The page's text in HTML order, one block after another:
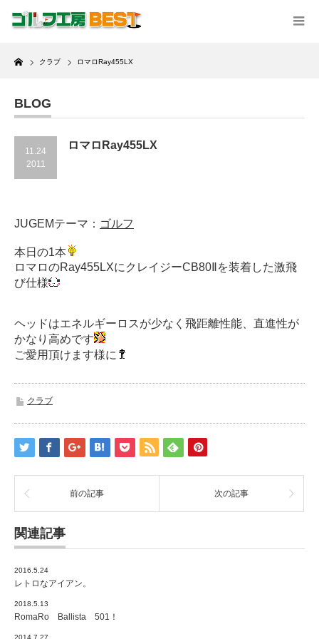
Home
クラブ ロマロRay455LX
BLOG
11.24
2011
ロマロRay455LX
JUGEMテーマ： ゴルフ
本日の1本
ロマロのRay455LXにクレイジーCB80Ⅱを装着した激飛
び仕様
ヘッドはエネルギーロスが少なく飛距離性能、直進性が
かなり高めです
ご愛用頂けます様に
クラブ
前の記事 次の記事
関連記事
2016.5.24
レトロなアイアン。
2018.5.13
RomaRo Ballista 501！
2014.7.27